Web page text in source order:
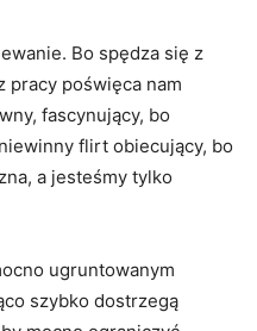
Bo spędza się z
pracy poświęca nam
fascynujący, bo
flirt obiecujący, bo
a jesteśmy tylko
ugruntowanym
szybko dostrzegą